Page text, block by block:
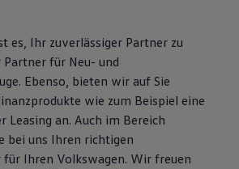
für Software, Karten und Radio
Kundenbetreuung
und Kontrollleuchten
Betriebsanleitung
es, Ihr zuverlässiger Partner zu
für Neu- und
Ebenso, bieten wir auf Sie
wie zum Beispiel eine
Leasing an. Auch im Bereich
bei uns Ihren richtigen
Ihren Volkswagen. Wir freuen